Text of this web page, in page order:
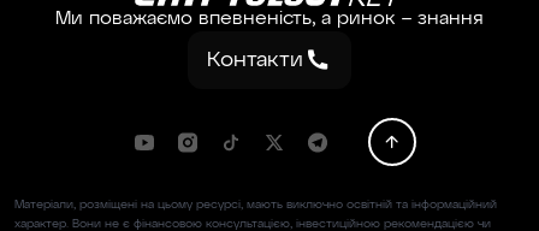
Ми поважаємо впевненість, а ринок – знання
Контакти
Матеріали, розміщені на цьому ресурсі, мають виключно освітній та інформаційний
характер. Вони не є фінансовою консультацією, інвестиційною рекомендацією чи